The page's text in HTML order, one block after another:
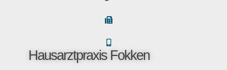
Hausarztpraxis Fokken